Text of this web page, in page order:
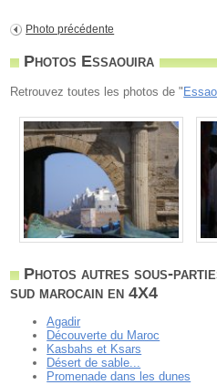
Photo précédente
Photos Essaouira
Retrouvez toutes les photos de "
Photos autres sous-
sud marocain en 4X4
Agadir
Découverte du Maroc
Kasbahs et Ksars
Désert de sable...
Promenade dans les dunes